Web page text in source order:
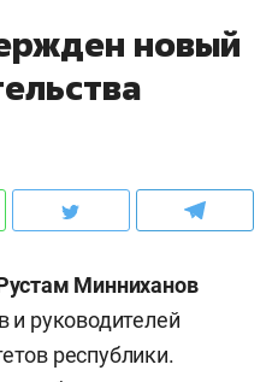
новый
Минниханов
и руководителей
республики.